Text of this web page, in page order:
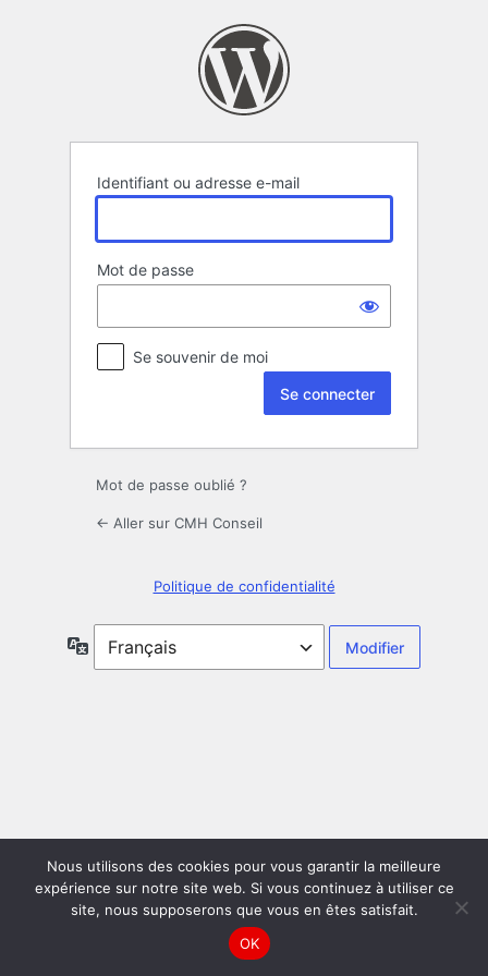
Identifiant ou adresse e-mail
Mot de passe
Se souvenir de moi
Mot de passe oublié ?
← Aller sur CMH Conseil
Politique de confidentialité
Langue
Nous utilisons des cookies pour vous garantir la meilleure
expérience sur notre site web. Si vous continuez à utiliser ce
site, nous supposerons que vous en êtes satisfait.
OK